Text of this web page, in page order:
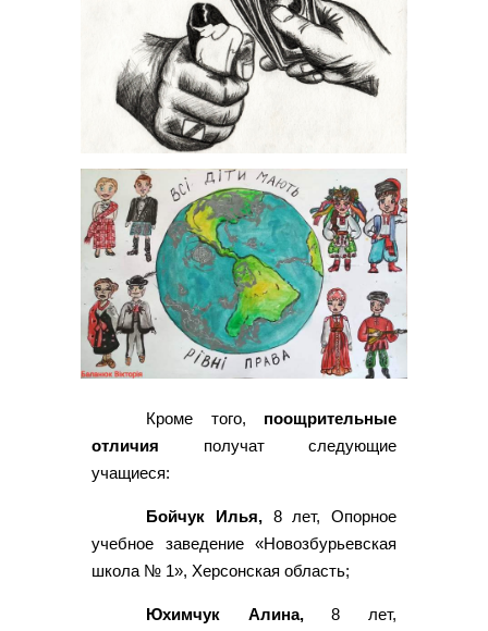
Кроме того, поощрительные
отличия получат следующие
учащиеся:
Бойчук Илья,8 лет, Опорное
учебное заведение «Новозбурьевская
школа № 1», Херсонская область;
Юхимчук Алина,8 лет,